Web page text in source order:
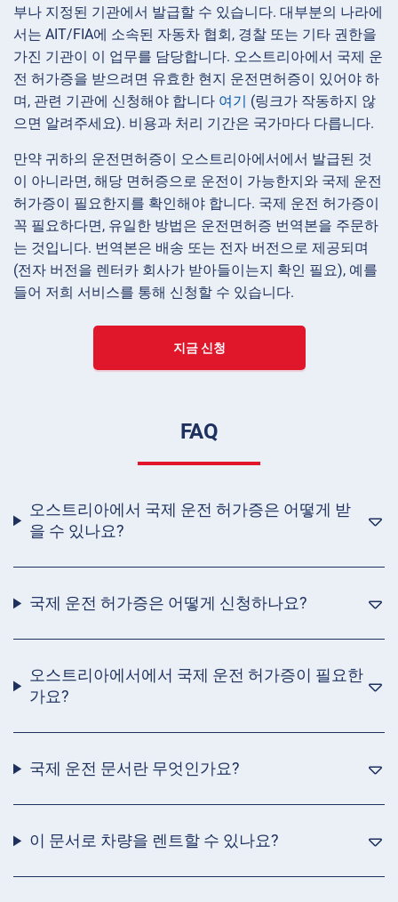
부나 지정된 기관에서 발급할 수 있습니다. 대부분의 나라에
서는 AIT/FIA에 소속된 자동차 협회, 경찰 또는 기타 권한을
가진 기관이 이 업무를 담당합니다. 오스트리아에서 국제 운
전 허가증을 받으려면 유효한 현지 운전면허증이 있어야 하
며, 관련 기관에 신청해야 합니다 여기
(링크가 작동하지 않
으면 알려주세요). 비용과 처리 기간은 국가마다 다릅니다.
만약 귀하의 운전면허증이 오스트리아에서에서 발급된 것
이 아니라면, 해당 면허증으로 운전이 가능한지와 국제 운전
허가증이 필요한지를 확인해야 합니다. 국제 운전 허가증이
꼭 필요하다면, 유일한 방법은 운전면허증 번역본을 주문하
는 것입니다. 번역본은 배송 또는 전자 버전으로 제공되며
(전자 버전을 렌터카 회사가 받아들이는지 확인 필요), 예를
들어 저희 서비스를 통해 신청할 수 있습니다.
지금 신청
FAQ
오스트리아에서 국제 운전 허가증은 어떻게 받
을 수 있나요?
국제 운전 허가증은 어떻게 신청하나요?
오스트리아에서에서 국제 운전 허가증이 필요한
가요?
국제 운전 문서란 무엇인가요?
이 문서로 차량을 렌트할 수 있나요?